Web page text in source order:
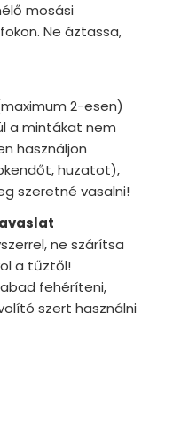
mosási
Ne áztassa,
2-esen)
a mintákat nem
használjon
huzatot),
szeretné vasalni!
ne szárítsa
a tűztől!
fehéríteni,
szert használni